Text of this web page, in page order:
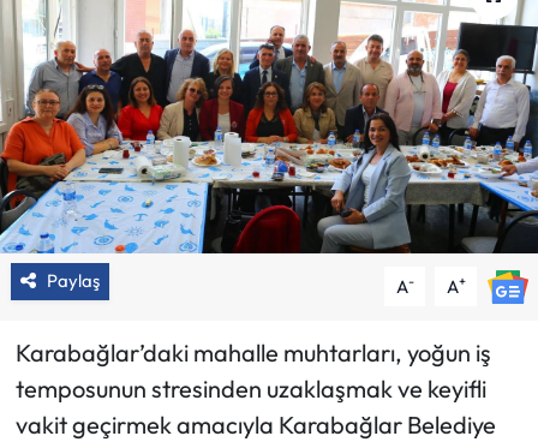
Paylaş A- A+
Karabağlar’daki mahalle muhtarları, yoğun iş
temposunun stresinden uzaklaşmak ve keyifli
vakit geçirmek amacıyla Karabağlar Belediye